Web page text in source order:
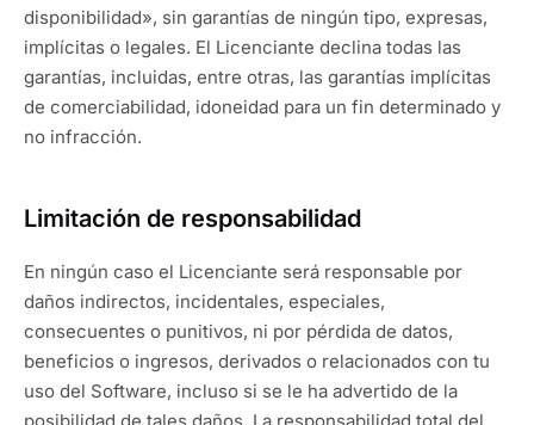
disponibilidad», sin garantías de ningún tipo, expresas,
implícitas o legales. El Licenciante declina todas las
garantías, incluidas, entre otras, las garantías implícitas
de comerciabilidad, idoneidad para un fin determinado y
no infracción.
Limitación de responsabilidad
En ningún caso el Licenciante será responsable por
daños indirectos, incidentales, especiales,
consecuentes o punitivos, ni por pérdida de datos,
beneficios o ingresos, derivados o relacionados con tu
uso del Software, incluso si se le ha advertido de la